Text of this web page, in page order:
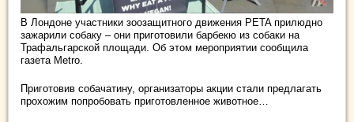
В Лондоне участники зоозащитного движения PETA прилюдно
зажарили собаку – они приготовили барбекю из собаки на
Трафальгарской площади. Об этом мероприятии сообщила
газета Metro.
Приготовив собачатину, организаторы акции стали предлагать
прохожим попробовать приготовленное животное…